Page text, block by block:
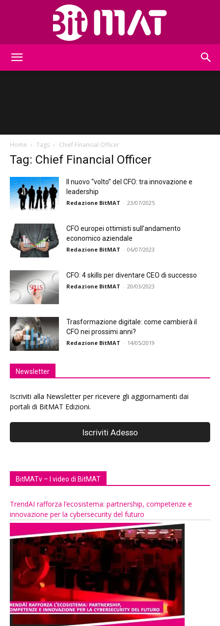
Home Tags Chief Financial Officer
Tag: Chief Financial Officer
Il nuovo “volto” del CFO: tra innovazione e
leadership
Redazione BitMAT - 23/07/2025
CFO europei ottimisti sull’andamento
economico aziendale
Redazione BitMAT - 06/07/2023
CFO: 4 skills per diventare CEO di successo
Redazione BitMAT - 20/03/2023
Trasformazione digitale: come cambierà il
CFO nei prossimi anni?
Redazione BitMAT - 14/05/2019
Newsletter
Iscriviti alla Newsletter per ricevere gli aggiornamenti dai
portali di BitMAT Edizioni.
BitMATv – I video di BitMAT
TrendAI rafforza l’ecosistema: partnership, competenze e
innovazione per la cybersecurity del futuro